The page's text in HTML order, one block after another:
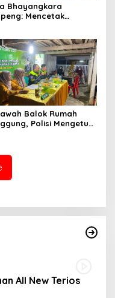
Bhayangkara
Mencetak
Balok Rumah
Polisi Mengetuk
All New Terios